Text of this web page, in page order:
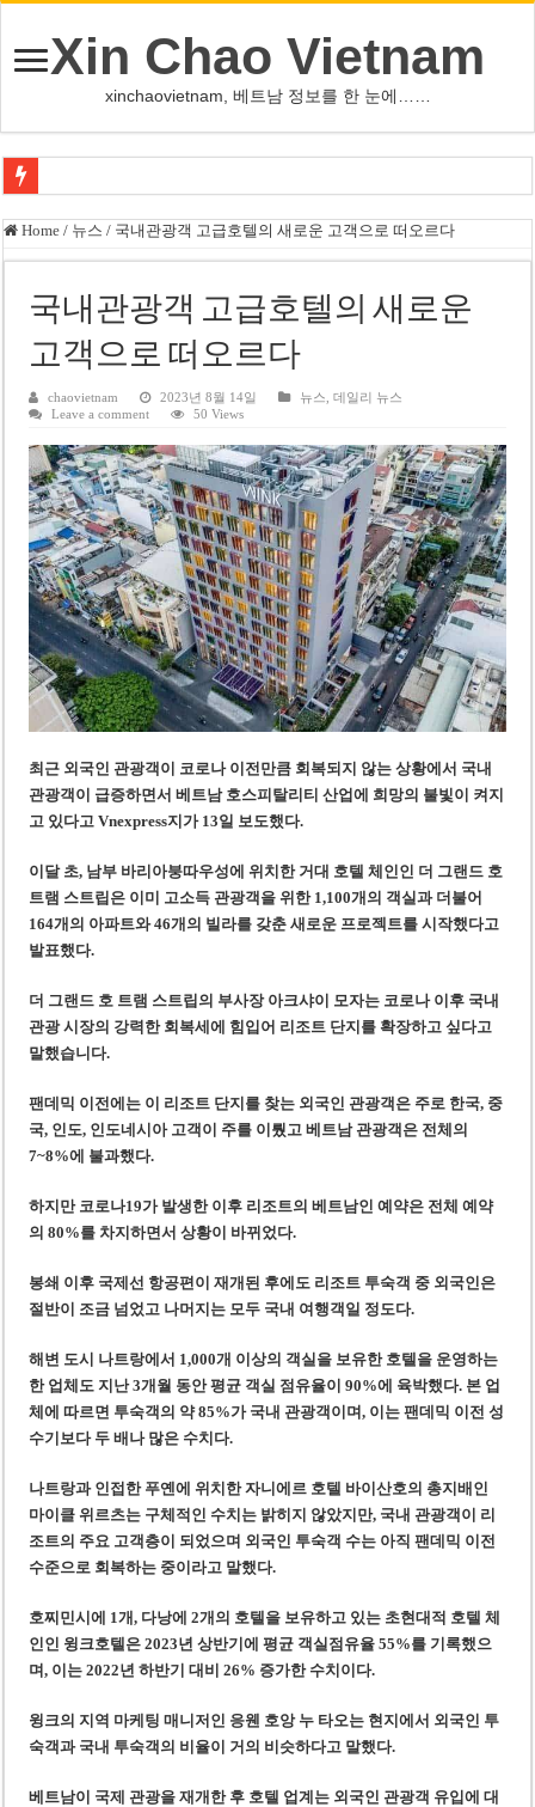
Xin Chao Vietnam
xinchaovietnam, 베트남 정보를 한 눈에……
오덕 목사, 32년 베트남 삶 담은 첫 디카시집 ‘한 컷의 서정’ 출간
베트남 화학·플라스틱 기업 납세 상위 10곳 공개…절반은 국영기업
MWG 대표 “올해 이익 목표 9조2천억동, 2~3개월 조기 달성 자신”
FIFA 인판티노 회장, 유럽 축구계·북미 정치권 불신임 압박 직면
호찌민시, 올해 국경절 연휴 5일 연속 휴무 확정… 8월 29일~9월 2일
우크라이나 전황 1,623일: 키이우, 탄도미사일 요격 실패…드론, 모스크바 집
호찌민 Đá Đỏ 수로 정비 사업, 2026년 말 완공 목표
미 국방부, 육군 참모총장 임명 난항
조세심판원, 배우 유연석 30억 세금 불복 청구 기각
Home / 뉴스 / 국내관광객 고급호텔의 새로운 고객으로 떠오르다
국내관광객 고급호텔의 새로운
고객으로 떠오르다
chaovietnam 2023년 8월 14일 뉴스 ,데일리 뉴스
Leave a comment
50 Views
최근 외국인 관광객이 코로나 이전만큼 회복되지 않는상황에서 국내
관광객이 급증하면서베트남 호스피탈리티 산업에 희망의 불빛이 켜지
고 있다고 Vnexpress지가 13일 보도했다.
이달 초, 남부 바리아붕따우성에 위치한 거대 호텔 체인인 더 그랜드 호
트램 스트립은 이미 고소득 관광객을 위한 1,100개의 객실과 더불어
164개의 아파트와 46개의 빌라를 갖춘 새로운 프로젝트를 시작했다고
발표했다.
더 그랜드 호 트램 스트립의 부사장 아크샤이 모자는 코로나 이후 국내
관광 시장의 강력한 회복세에 힘입어 리조트 단지를 확장하고 싶다고
말했습니다.
팬데믹 이전에는 이 리조트 단지를 찾는 외국인 관광객은 주로 한국, 중
국, 인도, 인도네시아 고객이 주를 이뤘고 베트남 관광객은 전체의
7~8%에 불과했다.
하지만 코로나19가 발생한 이후 리조트의 베트남인 예약은 전체 예약
의 80%를 차지하면서 상황이 바뀌었다.
봉쇄 이후 국제선 항공편이 재개된 후에도 리조트 투숙객 중 외국인은
절반이 조금 넘었고 나머지는 모두 국내 여행객일 정도다.
해변 도시 나트랑에서 1,000개 이상의 객실을 보유한 호텔을 운영하는
한 업체도 지난 3개월 동안 평균 객실 점유율이 90%에 육박했다. 본 업
체에 따르면 투숙객의 약 85%가 국내 관광객이며, 이는 팬데믹 이전 성
수기보다 두 배나 많은 수치다.
나트랑과 인접한 푸옌에 위치한 자니에르 호텔 바이산호의 총지배인
마이클 위르츠는 구체적인 수치는 밝히지 않았지만, 국내 관광객이 리
조트의 주요 고객층이 되었으며 외국인 투숙객 수는 아직 팬데믹 이전
수준으로 회복하는 중이라고 말했다.
호찌민시에 1개, 다낭에 2개의 호텔을 보유하고 있는 초현대적 호텔 체
인인 윙크호텔은 2023년 상반기에 평균 객실점유율55%를 기록했으
며, 이는 2022년 하반기 대비 26% 증가한 수치이다.
윙크의 지역 마케팅 매니저인 응웬 호앙 누 타오는 현지에서 외국인 투
숙객과 국내 투숙객의 비율이 거의 비슷하다고 말했다.
베트남이 국제 관광을 재개한 후 호텔 업계는 외국인 관광객 유입에 대